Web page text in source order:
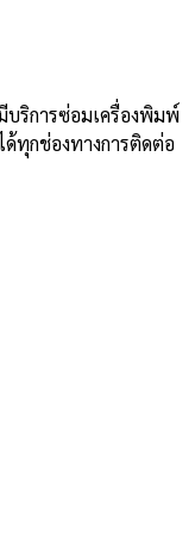
บริการซ่อมเครื่องพิมพ์
ด้ทุกช่องทางการติดต่อ